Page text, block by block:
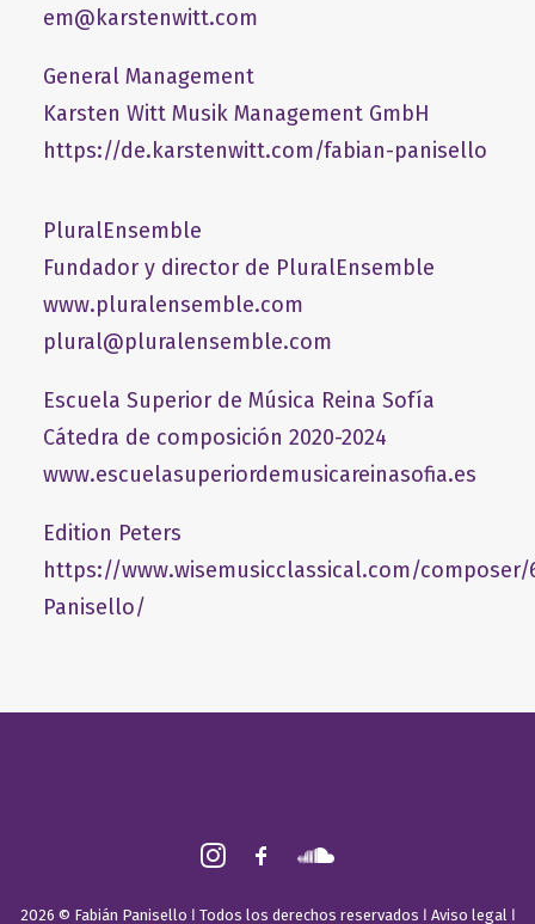
em@karstenwitt.com
General Management
​Karsten Witt Musik Management GmbH​
https://de.karstenwitt.com/fabian-panisello
PluralEnsemble
Fundador y director de PluralEnsemble
www.pluralensemble.com
plural@pluralensemble.com
Escuela Superior de Música Reina Sofía
Cátedra de composición 2020-2024
www.escuelasuperiordemusicareinasofia.es
Edition Peters
https://www.wisemusicclassical.com/composer/
Panisello/
2026 © Fabián Panisello ǀ Todos los derechos reservados ǀ Aviso legal ǀ